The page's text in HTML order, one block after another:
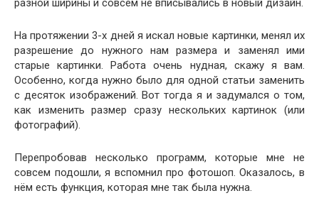
разной ширины и совсем не вписывались в новый дизайн.
На протяжении 3-х дней я искал новые картинки, менял их
разрешение до нужного нам размера и заменял ими
старые картинки. Работа очень нудная, скажу я вам.
Особенно, когда нужно было для одной статьи заменить
с десяток изображений. Вот тогда я и задумался о том,
как изменить размер сразу нескольких картинок (или
фотографий).
Перепробовав несколько программ, которые мне не
совсем подошли, я вспомнил про фотошоп. Оказалось, в
нём есть функция, которая мне так была нужна.